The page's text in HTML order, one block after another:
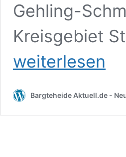
Gehling-
Kreisgebiet
weiterlesen
Bargteheide Aktuell.de -